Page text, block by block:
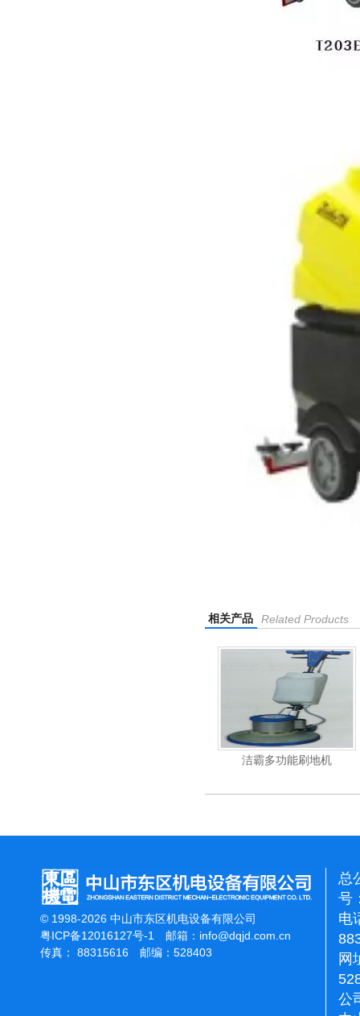
相关产品 Related Products
洁霸多功能刷地机
© 1998-2026 中山市东区机电设备有限公司
粤ICP备12016127号-1 邮箱： info@dqjd.com.cn
传真： 88315616 邮编：528403
总
号
电
网
公